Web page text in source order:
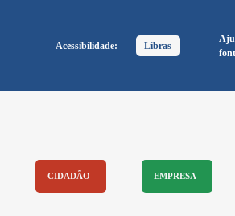
Acessibilidade: Libras
CIDADÃO EMPRESA